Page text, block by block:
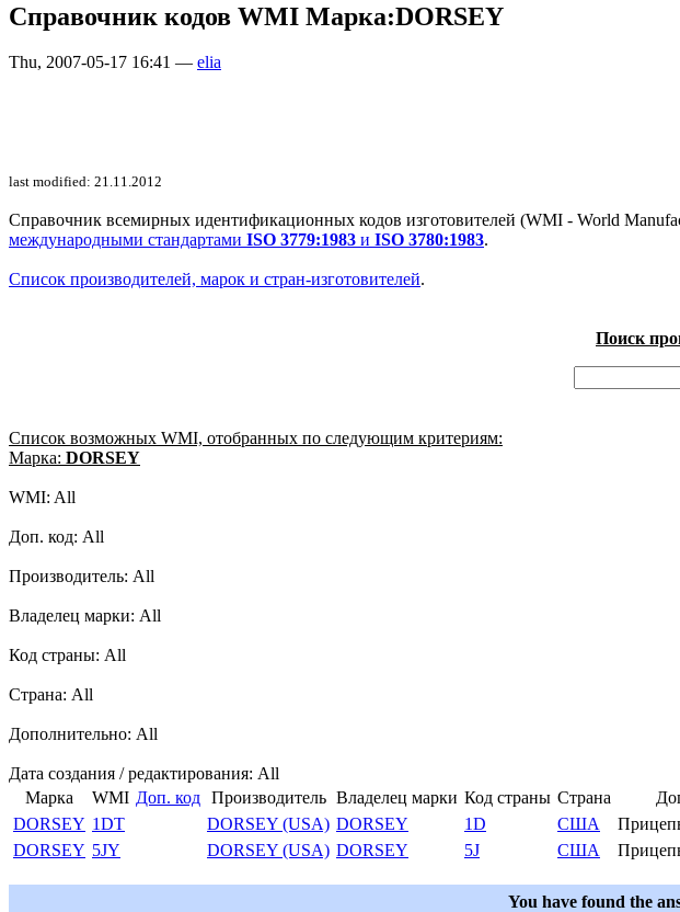
Справочник кодов WMI Марка:DORSEY
Thu, 2007-05-17 16:41 — elia
last modified: 21.11.2012
Справочник всемирных идентификационных кодов изготовителей (WMI - World
международными стандартами ISO 3779:1983 и ISO 3780:1983.
Список производителей, марок и стран-изготовителей.
Поиск
Список возможных WMI, отобранных по следующим критериям:
Марка: DORSEY
WMI: All
Доп. код: All
Производитель: All
Владелец марки: All
Код страны: All
Страна: All
Дополнительно: All
Дата создания / редактирования: All
Марка
WMI Доп. код Производитель Владелец марки Код страны Страна
DORSEY 1DT DORSEY (USA) DORSEY 1D США
DORSEY 5JY DORSEY (USA) DORSEY 5J США
You have found the